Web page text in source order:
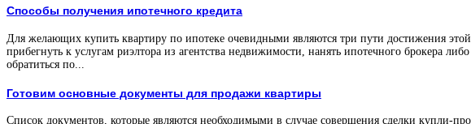
Способы получения ипотечного кредита
Для желающих купить квартиру по ипотеке очевидными являются три пути достижения
прибегнуть к услугам риэлтора из агентства недвижимости, нанять ипотечного брокера
обратиться по...
Готовим основные документы для продажи квартиры
Список документов, которые являются необходимыми в случае совершения сделки купли-